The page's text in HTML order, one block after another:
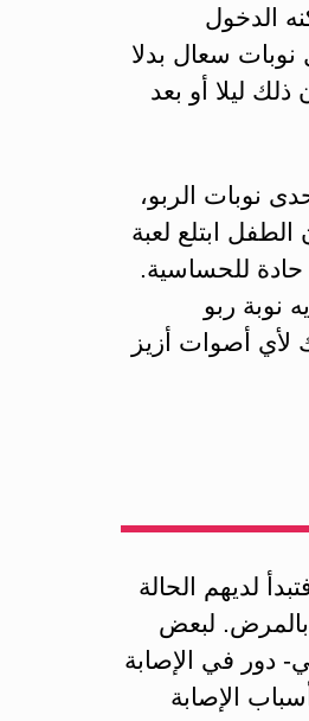
الدخول
نوبات سعال بدلا
ليلا أو بعد
نوبات الربو،
ابتلع لعبة
حادة للحساسية.
نوبة ربو
أصوات أزيز
لديهم الحالة
بالمرض. لبعض
دور في الإصابة
الإصابة